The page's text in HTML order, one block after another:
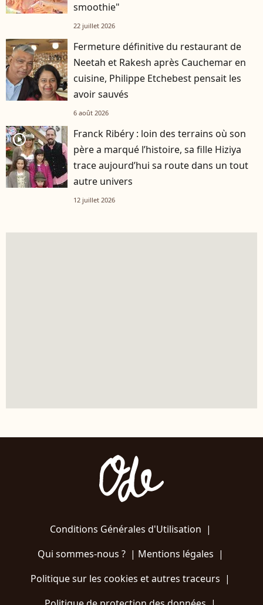
smoothie"
22 juillet 2026
Fermeture définitive du restaurant de
Neetah et Rakesh après Cauchemar en
cuisine, Philippe Etchebest pensait les
avoir sauvés
6 août 2026
player2
Franck Ribéry : loin des terrains où son
père a marqué l’histoire, sa fille Hiziya
trace aujourd’hui sa route dans un tout
autre univers
12 juillet 2026
Conditions Générales d'Utilisation |
Qui sommes-nous ?| Mentions légales |
Politique sur les cookies et autres traceurs |